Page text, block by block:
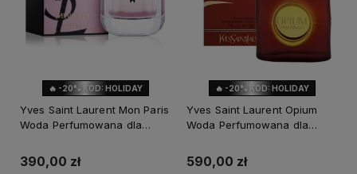
🔥 -20% KOD: HOLIDAY
Yves Saint Laurent Mon Paris
Woda Perfumowana dla
390,00 zł
🔥 -20% KOD: HOLIDAY
Yves Saint Laurent Opium
Woda Perfumowana dla
590,00 zł